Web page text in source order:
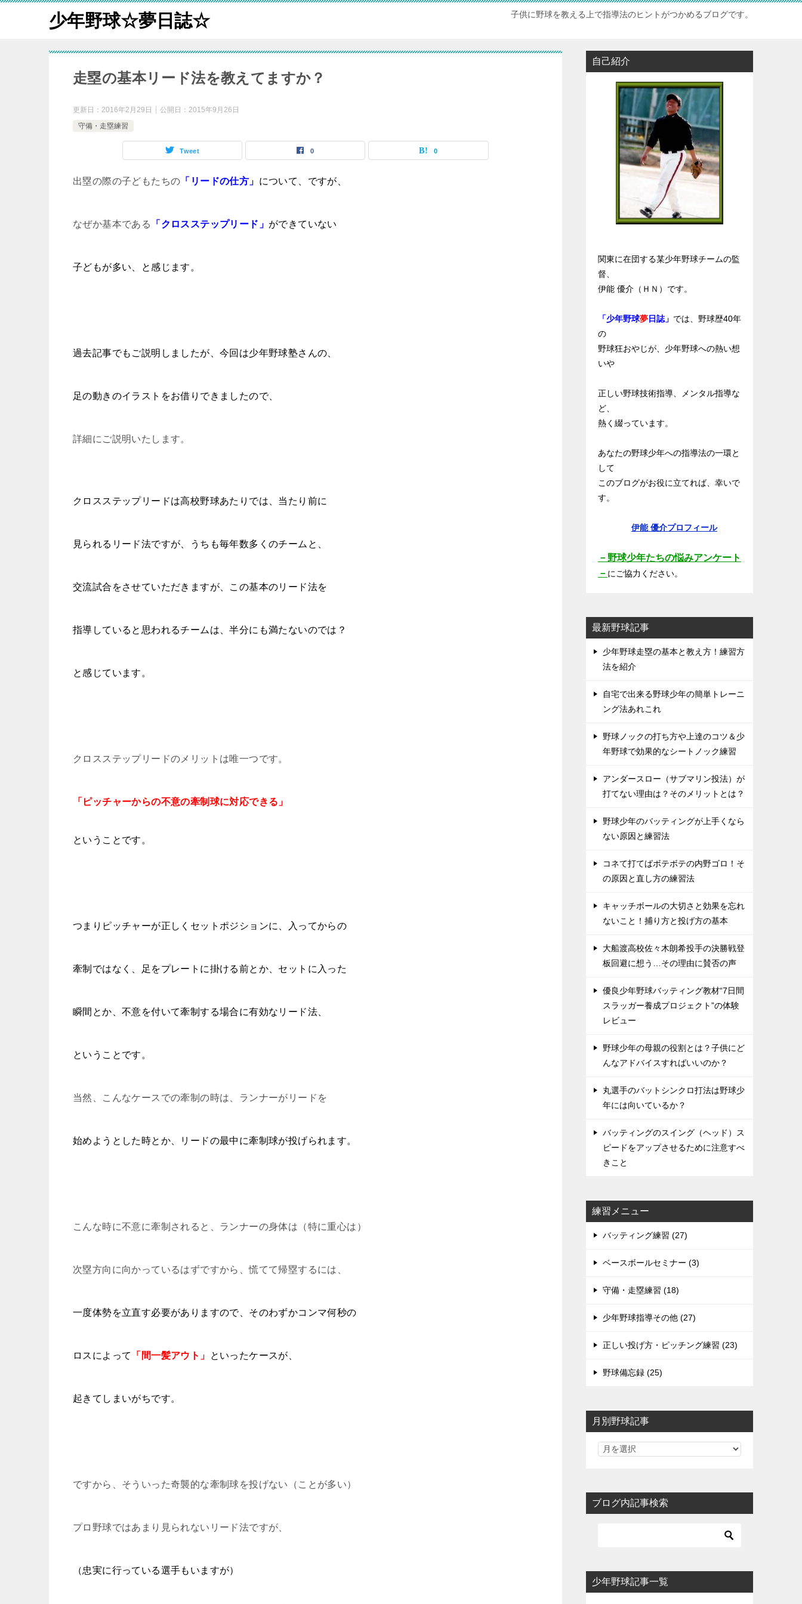
少年野球☆夢日誌☆ 子供に野球を教える上で指導法のヒントがつかめるブログです。
走塁の基本リード法を教えてますか？
更新日： 2016年2月29日 公開日： 2015年9月26日
守備・走塁練習
Tweet 0 0
出塁の際の子どもたちの 「リードの仕方」 について、ですが、
なぜか基本である 「クロスステップリード」 ができていない
子どもが多い、と感じます。
過去記事でもご説明しましたが、今回は少年野球塾さんの、
足の動きのイラストをお借りできましたので、
詳細にご説明いたします。
クロスステップリードは高校野球あたりでは、当たり前に
見られるリード法ですが、うちも毎年数多くのチームと、
交流試合をさせていただきますが、この基本のリード法を
指導していると思われるチームは、半分にも満たないのでは？
と感じています。
クロスステップリードのメリットは唯一つです。
「ピッチャーからの不意の牽制球に対応できる」
ということです。
つまりピッチャーが正しくセットポジションに、入ってからの
牽制ではなく、足をプレートに掛ける前とか、セットに入った
瞬間とか、不意を付いて牽制する場合に有効なリード法、
ということです。
当然、こんなケースでの牽制の時は、ランナーがリードを
始めようとした時とか、リードの最中に牽制球が投げられます。
こんな時に不意に牽制されると、ランナーの身体は（特に重心は）
次塁方向に向かっているはずですから、慌てて帰塁するには、
一度体勢を立直す必要がありますので、そのわずかコンマ何秒の
ロスによって 「間一髪アウト」 といったケースが、
起きてしまいがちです。
ですから、そういった奇襲的な牽制球を投げない（ことが多い）
プロ野球ではあまり見られないリード法ですが、
（忠実に行っている選手もいますが）
自己紹介
関東に在団する某少年野球チームの監
督、
伊能 優介（ＨＮ）です。
「少年野球夢日誌」 では、野球歴40年
の
野球狂おやじが、少年野球への熱い想
いや
正しい野球技術指導、メンタル指導な
ど、
熱く綴っています。
あなたの野球少年への指導法の一環と
して
このブログがお役に立てれば、幸いで
す。
伊能 優介プロフィール
－野球少年たちの悩みアンケート
－ にご協力ください。
最新野球記事
少年野球走塁の基本と教え方！練習方
法を紹介
自宅で出来る野球少年の簡単トレーニ
ング法あれこれ
野球ノックの打ち方や上達のコツ＆少
年野球で効果的なシートノック練習
アンダースロー（サブマリン投法）が
打てない理由は？そのメリットとは？
野球少年のバッティングが上手くなら
ない原因と練習法
コネて打てばボテボテの内野ゴロ！そ
の原因と直し方の練習法
キャッチボールの大切さと効果を忘れ
ないこと！捕り方と投げ方の基本
大船渡高校佐々木朗希投手の決勝戦登
板回避に想う…その理由に賛否の声
優良少年野球バッティング教材“7日間
スラッガー養成プロジェクト”の体験
レビュー
野球少年の母親の役割とは？子供にど
んなアドバイスすればいいのか？
丸選手のバットシンクロ打法は野球少
年には向いているか？
バッティングのスイング（ヘッド）ス
ピードをアップさせるために注意すべ
きこと
練習メニュー
バッティング練習 (27)
ベースボールセミナー (3)
守備・走塁練習 (18)
少年野球指導その他 (27)
正しい投げ方・ピッチング練習 (23)
野球備忘録 (25)
月別野球記事
ブログ内記事検索
少年野球記事一覧